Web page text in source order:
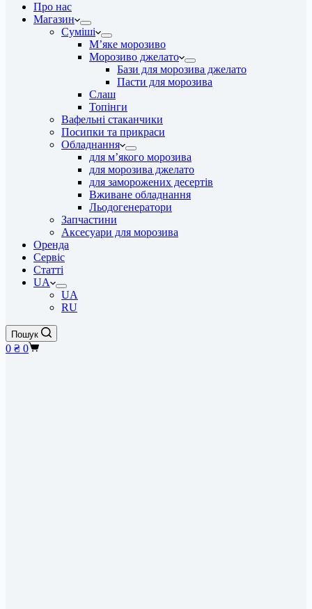
Про нас
Магазин
Суміші
М’яке морозиво
Морозиво джелато
Бази для морозива джелато
Пасти для морозива
Слаш
Топінги
Вафельні стаканчики
Посипки та прикраси
Обладнання
для м’якого морозива
для морозива джелато
для заморожених десертів
Вживане обладнання
Льодогенератори
Запчастини
Аксесуари для морозива
Оренда
Сервіс
Статті
UA
UA
RU
Пошук
Кошик
0 ₴ 0